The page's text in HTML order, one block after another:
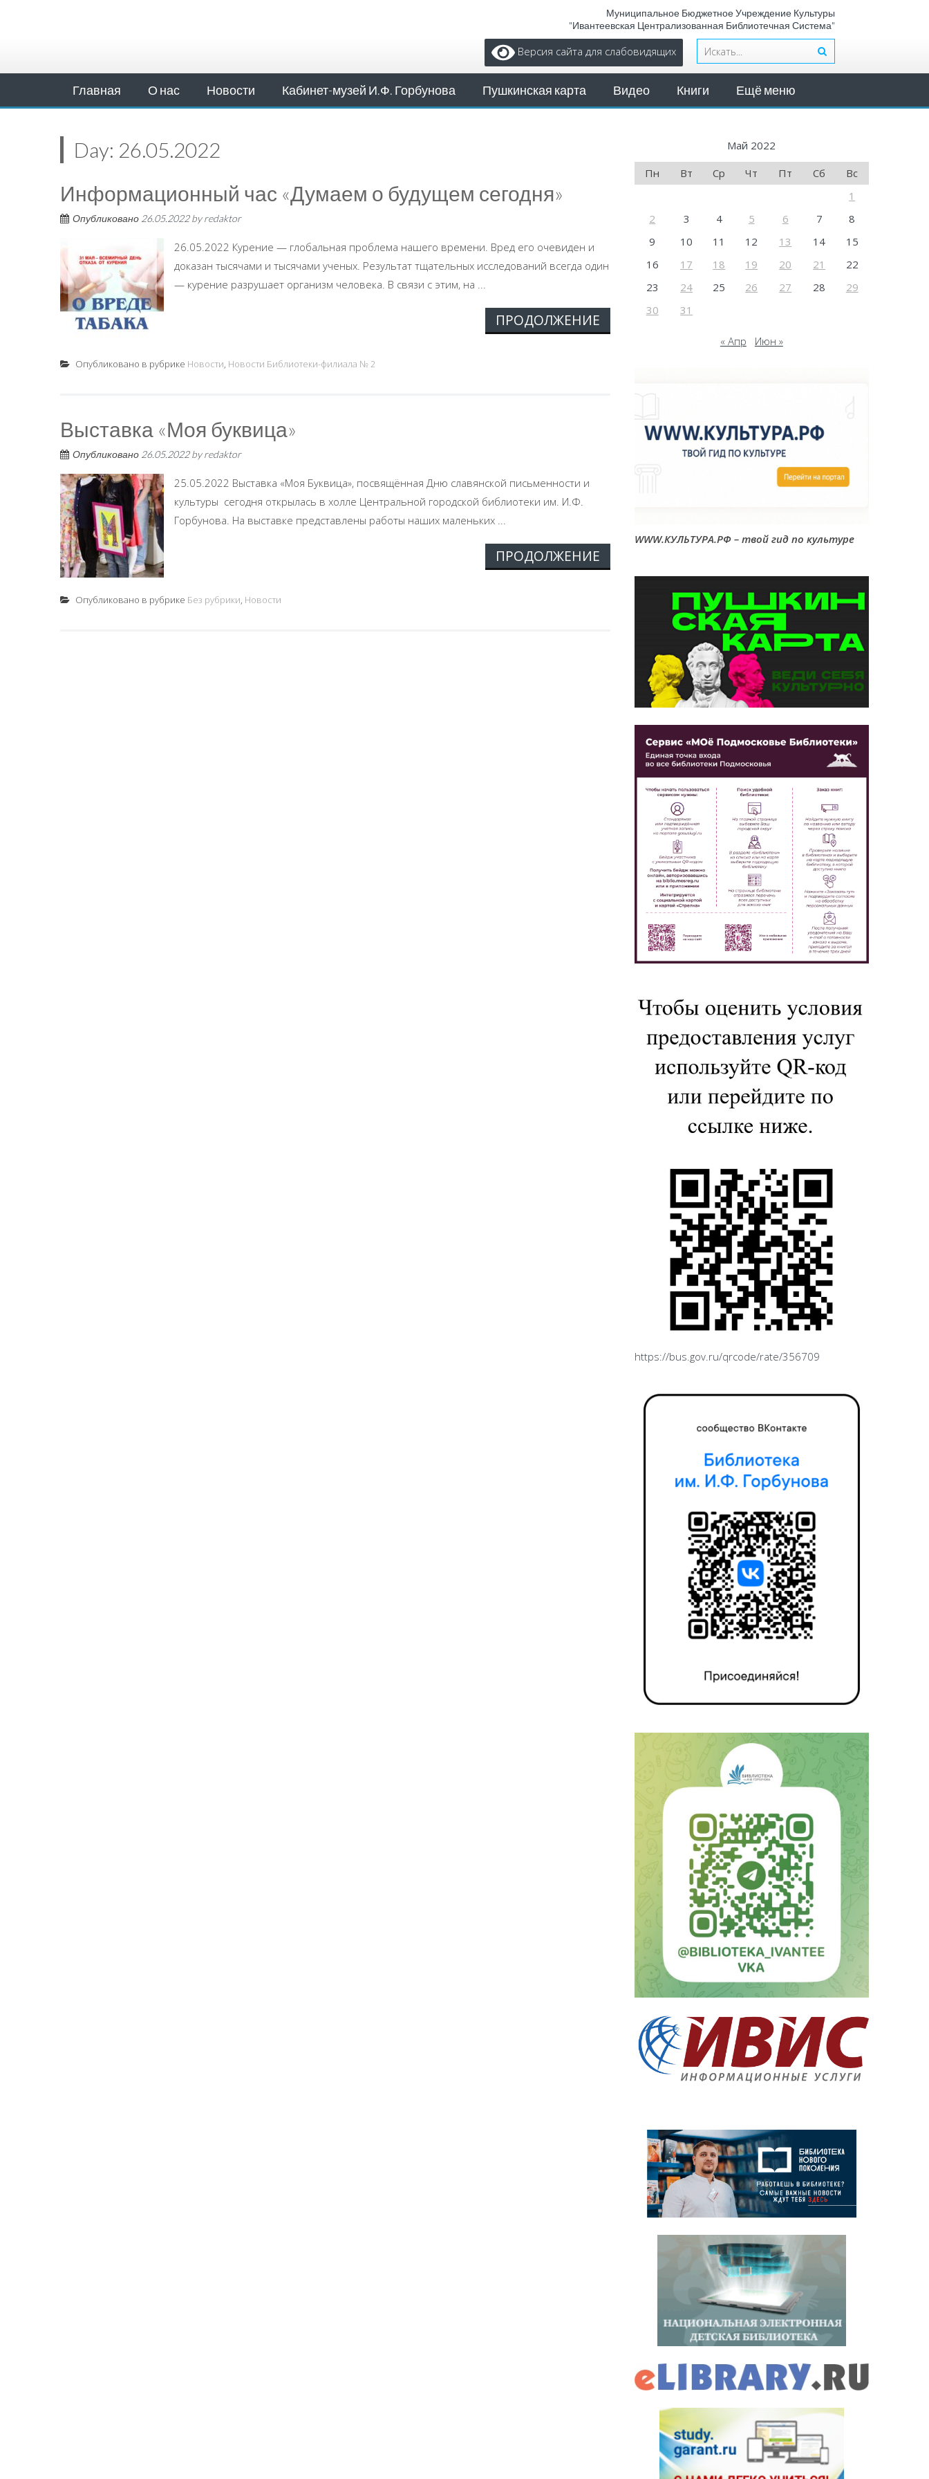
Муниципальное Бюджетное Учреждение Культуры
"Ивантеевская Централизованная Библиотечная Система"
Версия сайта для слабовидящих
Главная О нас Новости Кабинет-музей И.Ф. Горбунова Пушкинская карта Видео Книги Ещё меню
Day: 26.05.2022
Информационный час «Думаем о будущем сегодня»
Опубликовано 26.05.2022byredaktor
26.05.2022 Курение — глобальная проблема нашего времени. Вред его очевиден и
доказан тысячами и тысячами ученых. Результат тщательных исследований всегда один
— курение разрушает организм человека. В связи с этим, на ...
ПРОДОЛЖЕНИЕ
Опубликовано в рубрике Новости, Новости Библиотеки-филиала № 2
Выставка «Моя буквица»
Опубликовано 26.05.2022byredaktor
25.05.2022 Выставка «Моя Буквица», посвящённая Дню славянской письменности и
культуры сегодня открылась в холле Центральной городской библиотеки им. И.Ф.
Горбунова. На выставке представлены работы наших маленьких ...
ПРОДОЛЖЕНИЕ
Опубликовано в рубрике Без рубрики, Новости
Май 2022
Пн
Вт Ср Чт Пт Сб
Вс
1
2
3 4 5 6 7
8
9
10 11 12 13 14
15
16
17 18 19 20 21
22
23
24 25 26 27 28
29
30
31
« Апр Июн »
WWW.КУЛЬТУРА.РФ – твой гид по культуре
https://bus.gov.ru/qrcode/rate/356709